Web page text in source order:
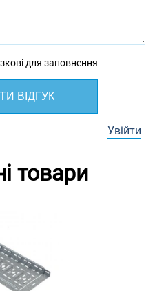
для заповнення
ВІДГУК
Увійти
товари